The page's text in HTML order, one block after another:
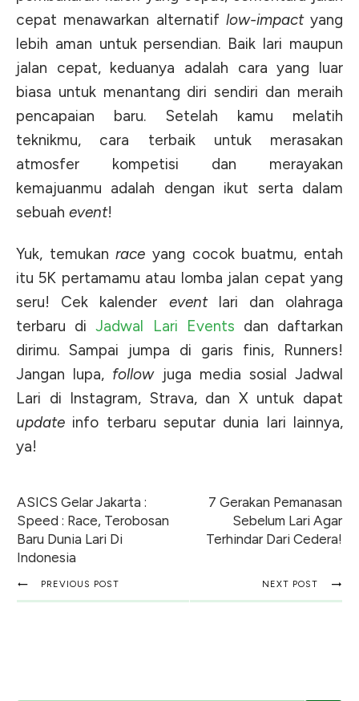
cepat menawarkan alternatif low-impactyang
lebih aman untuk persendian. Baik lari maupun
jalan cepat, keduanya adalah cara yang luar
biasa untuk menantang diri sendiri dan meraih
pencapaian baru. Setelah kamu melatih
teknikmu, cara terbaik untuk merasakan
atmosfer kompetisi dan merayakan
kemajuanmu adalah dengan ikut serta dalam
sebuah event!
Yuk, temukanrace yang cocok buatmu, entah
itu 5K pertamamu atau lomba jalan cepat yang
seru! Cek kalender eventlari dan olahraga
terbaru diJadwal Lari Events dan daftarkan
dirimu. Sampai jumpa di garis finis, Runners!
Jangan lupa, followjuga media sosial Jadwal
Lari di Instagram, Strava, dan X untuk dapat
update info terbaru seputar dunia lari lainnya,
ya!
ASICS Gelar Jakarta :
Speed : Race, Terobosan
Baru Dunia Lari Di
Indonesia
7 Gerakan Pemanasan
Sebelum Lari Agar
Terhindar Dari Cedera!
PREVIOUS POST NEXT POST